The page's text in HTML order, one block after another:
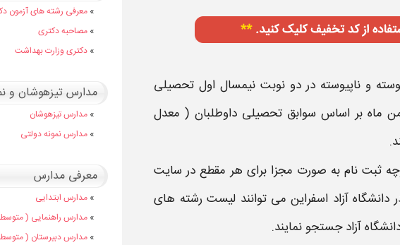
وناپیوسته در دو نوبت نیمسال اول تحصیلی
ماهبر اساس سوابق تحصیلی داوطلبان ( معدل
ثبت نام به صورت مجزا برای هر مقطع در سایت
دانشگاه آزاد اسفراین می توانند لیست رشته های
آزادجستجو نمایند.
» معرفی رشته های آزمون
» مصاحبه دکتری
» دکتری وزارت بهداشت
مدارس تیزهوشان و
» مدارس تیزهوشان
» مدارس نمونه دولتی
معرفی مدارس
» مدارس ابتدایی
»مدارس راهنمایی (
» مدارس دبیرستان (